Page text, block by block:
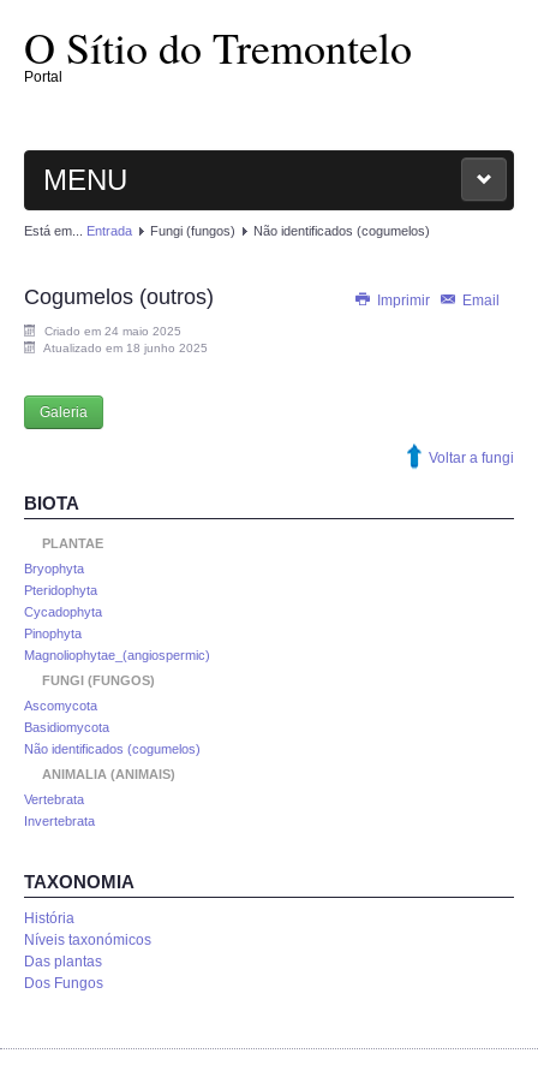
O Sítio do Tremontelo
Portal
MENU
ENTRADA
O SÍTIO
MAGNOLIOPHYTAE
ANIMALIA
PROCESSOS
VISITAS
ACERCA DE
Está em... Entrada Fungi (fungos) Não identificados (cogumelos)
Imprimir Email
Cogumelos (outros)
Criado em 24 maio 2025
Atualizado em 18 junho 2025
Galeria
Voltar a fungi
BIOTA
PLANTAE
Bryophyta
Pteridophyta
Cycadophyta
Pinophyta
Magnoliophytae_(angiospermic)
FUNGI (FUNGOS)
Ascomycota
Basidiomycota
Não identificados (cogumelos)
ANIMALIA (ANIMAIS)
Vertebrata
Invertebrata
TAXONOMIA
História
Níveis taxonómicos
Das plantas
Dos Fungos